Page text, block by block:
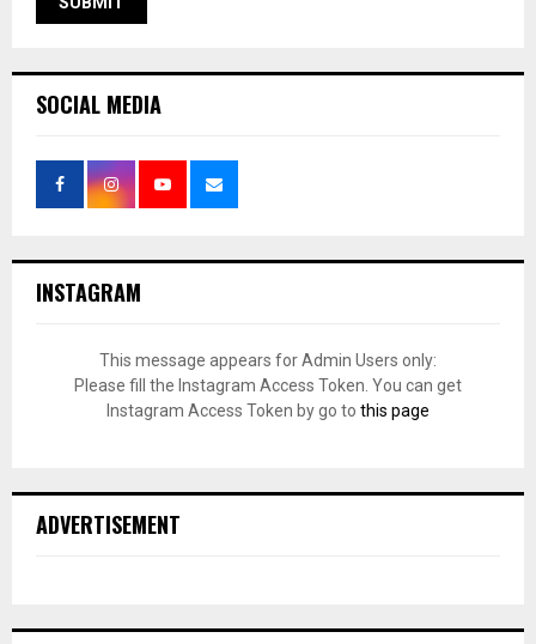
SOCIAL MEDIA
INSTAGRAM
This message appears for Admin Users only:
Please fill the Instagram Access Token. You can get
Instagram Access Token by go to this page
ADVERTISEMENT